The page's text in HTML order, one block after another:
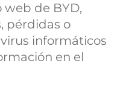
web de BYD,
pérdidas o
informáticos
en el